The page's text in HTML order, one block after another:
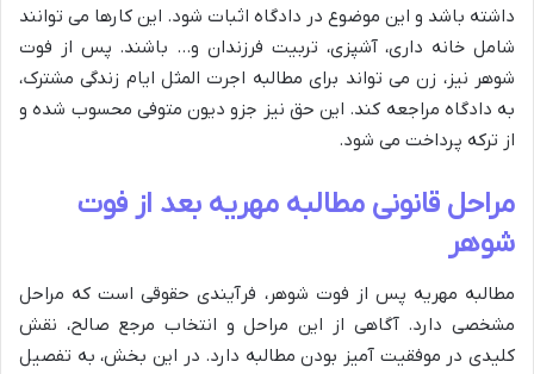
داشته باشد و این موضوع در دادگاه اثبات شود. این کارها می توانند
شامل خانه داری، آشپزی، تربیت فرزندان و… باشند. پس از فوت
شوهر نیز، زن می تواند برای مطالبه اجرت المثل ایام زندگی مشترک،
به دادگاه مراجعه کند. این حق نیز جزو دیون متوفی محسوب شده و
از ترکه پرداخت می شود.
مراحل قانونی مطالبه مهریه بعد از فوت
شوهر
مطالبه مهریه پس از فوت شوهر، فرآیندی حقوقی است که مراحل
مشخصی دارد. آگاهی از این مراحل و انتخاب مرجع صالح، نقش
کلیدی در موفقیت آمیز بودن مطالبه دارد. در این بخش، به تفصیل